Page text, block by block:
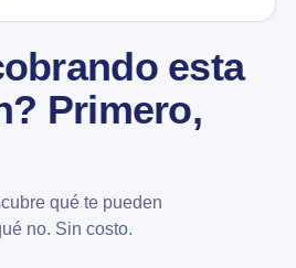
esta
Primero,
qué te pueden
no. Sin costo.